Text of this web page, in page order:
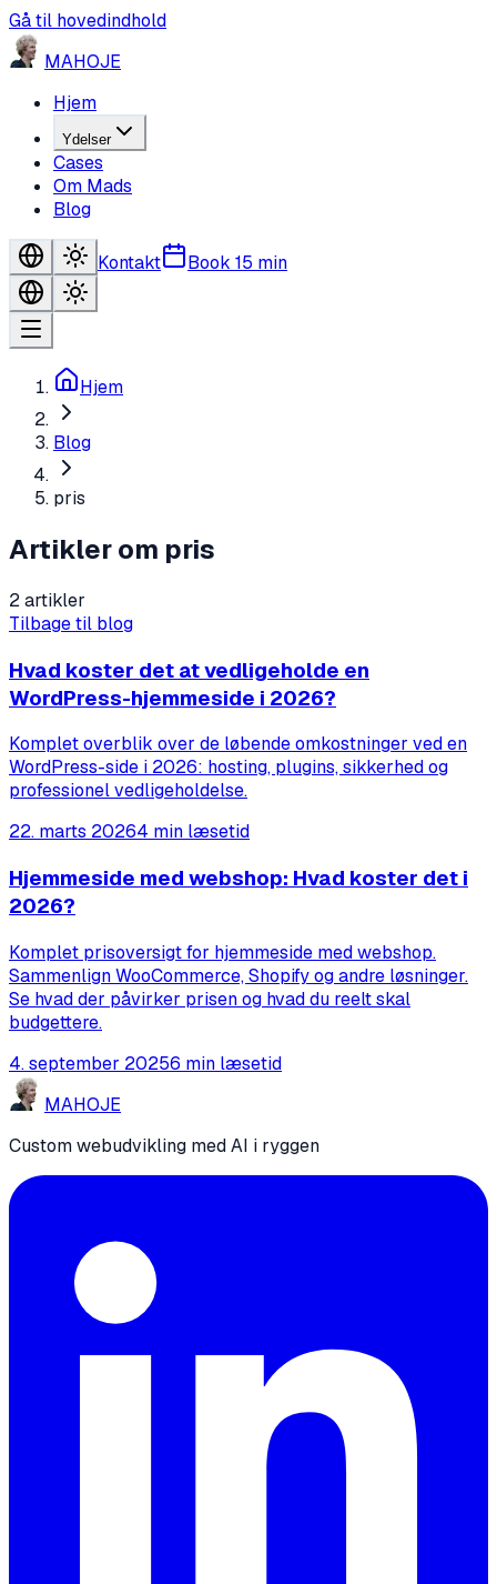
Gå til hovedindhold
MAHOJE
Hjem
Ydelser
Cases
Om Mads
Blog
Kontakt Book 15 min
Hjem
Blog
pris
Artikler om pris
2 artikler
Tilbage til blog
Hvad koster det at vedligeholde en
WordPress-hjemmeside i 2026?
Komplet overblik over de løbende omkostninger ved en
WordPress-side i 2026: hosting, plugins, sikkerhed og
professionel vedligeholdelse.
22. marts 20264 min læsetid
Hjemmeside med webshop: Hvad koster det i
2026?
Komplet prisoversigt for hjemmeside med webshop.
Sammenlign WooCommerce, Shopify og andre løsninger.
Se hvad der påvirker prisen og hvad du reelt skal
budgettere.
4. september 20256 min læsetid
MAHOJE
Custom webudvikling med AI i ryggen